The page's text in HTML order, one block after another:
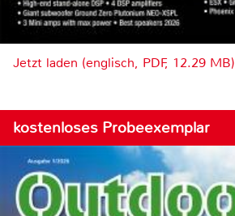
Jetzt laden (englisch, PDF, 12.29 MB)
kostenloses Probeexemplar